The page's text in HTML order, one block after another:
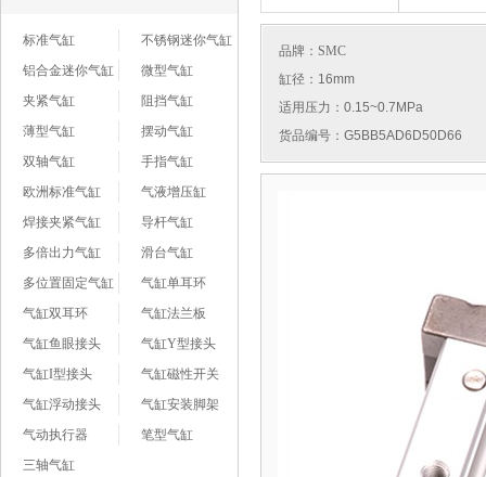
标准气缸
不锈钢迷你气缸
铝合金迷你气缸
微型气缸
夹紧气缸
阻挡气缸
薄型气缸
摆动气缸
双轴气缸
手指气缸
欧洲标准气缸
气液增压缸
焊接夹紧气缸
导杆气缸
多倍出力气缸
滑台气缸
多位置固定气缸
气缸单耳环
气缸双耳环
气缸法兰板
气缸鱼眼接头
气缸Y型接头
气缸I型接头
气缸磁性开关
气缸浮动接头
气缸安装脚架
气动执行器
笔型气缸
三轴气缸
品牌： SMC
缸径：16mm
适用压力：0.15~0.7MPa
货品编号：G5BB5AD6D50D66